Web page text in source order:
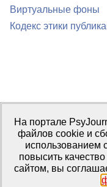
Виртуальные фоны
Кодекс этики
Портал
Правила использования
Свидетельство
2016 г.
Издатель: ФГБОУ ВО
На портале
файлов cookie и
использованием
повысить
сайтом, вы